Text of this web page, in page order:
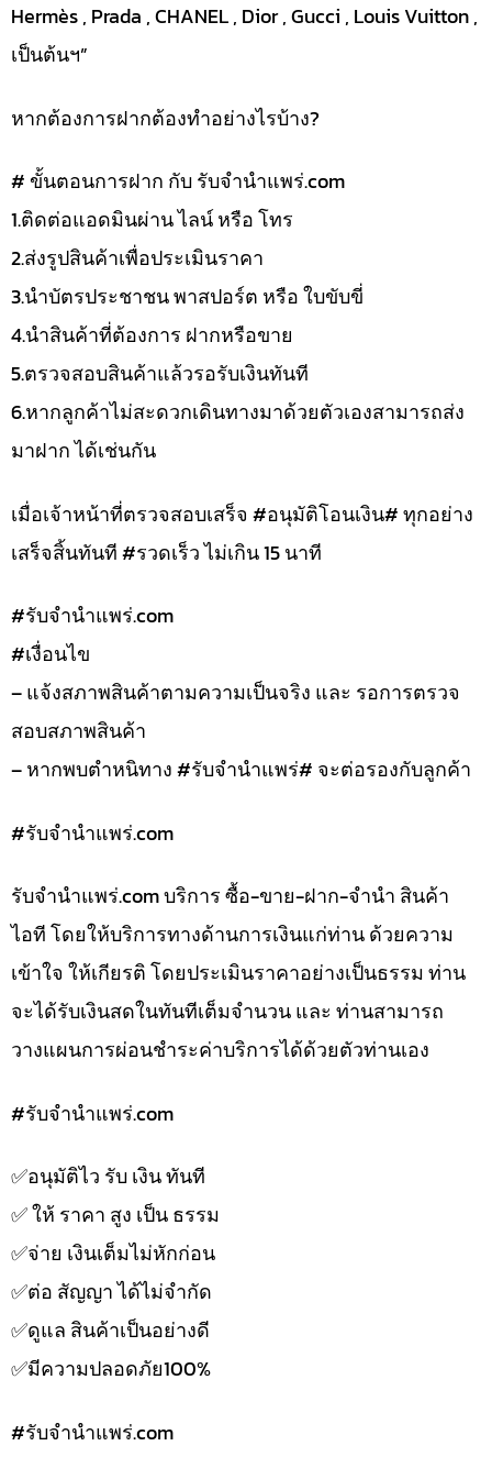
Hermès , Prada , CHANEL , Dior , Gucci , Louis Vuitton ,
เป็นต้นฯ”
หากต้องการฝากต้องทำอย่างไรบ้าง?
# ขั้นตอนการฝาก กับ รับจำนำแพร่.com
1.ติดต่อแอดมินผ่าน ไลน์ หรือ โทร
2.ส่งรูปสินค้าเพื่อประเมินราคา
3.นำบัตรประชาชน พาสปอร์ต หรือ ใบขับขี่
4.นำสินค้าที่ต้องการ ฝากหรือขาย
5.ตรวจสอบสินค้าแล้วรอรับเงินทันที
6.หากลูกค้าไม่สะดวกเดินทางมาด้วยตัวเองสามารถส่ง
มาฝาก ได้เช่นกัน
เมื่อเจ้าหน้าที่ตรวจสอบเสร็จ #อนุมัติโอนเงิน# ทุกอย่าง
เสร็จสิ้นทันที #รวดเร็ว ไม่เกิน 15 นาที
#รับจํานําแพร่.com
#เงื่อนไข
– แจ้งสภาพสินค้าตามความเป็นจริง และ รอการตรวจ
สอบสภาพสินค้า
– หากพบตำหนิทาง #รับจำนำแพร่# จะต่อรองกับลูกค้า
#รับจํานําแพร่.com
รับจํานําแพร่.com บริการ ซื้อ-ขาย-ฝาก-จำนำ สินค้า
ไอที โดยให้บริการทางด้านการเงินแก่ท่าน ด้วยความ
เข้าใจ ให้เกียรติ โดยประเมินราคาอย่างเป็นธรรม ท่าน
จะได้รับเงินสดในทันทีเต็มจำนวน และ ท่านสามารถ
วางแผนการผ่อนชำระค่าบริการได้ด้วยตัวท่านเอง
#รับจํานําแพร่.com
✅️อนุมัติไว รับ เงิน ทันที
✅️ ให้ ราคา สูง เป็น ธรรม
✅️จ่าย เงินเต็มไม่หักก่อน
✅️ต่อ สัญญา ได้ไม่จำกัด
✅️ดูแล สินค้าเป็นอย่างดี
✅️มีความปลอดภัย100%
#รับจํานําแพร่.com